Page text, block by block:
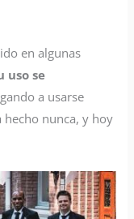
en algunas
uso se
a usarse
hecho nunca, y hoy